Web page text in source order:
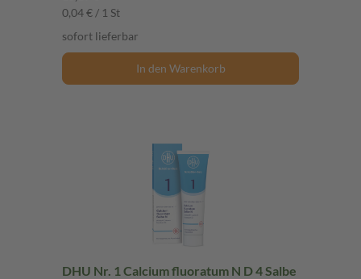
0,04 € / 1 St
sofort lieferbar
In den Warenkorb
DHU Nr. 1 Calcium fluoratum N D 4 Salbe